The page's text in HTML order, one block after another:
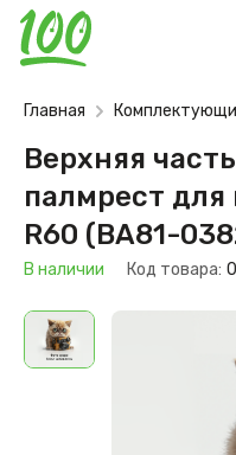
Главная
Верхняя
палмрест для
R60 (BA81-
В наличии Код товара: